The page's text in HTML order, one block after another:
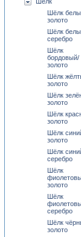
Шёлк
золото
Шёлк
серебро
Шёлк
бордовый/
золото
Шёлк
золото
Шёлк
золото
Шёлк
золото
Шёлк
золото
Шёлк
серебро
Шёлк
золото
Шёлк
серебро
Шёлк
золото